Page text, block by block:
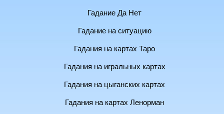
Гадание Да Нет
Гадание на ситуацию
Гадания на картах Таро
Гадания на игральных картах
Гадания на цыганских картах
Гадания на картах Ленорман